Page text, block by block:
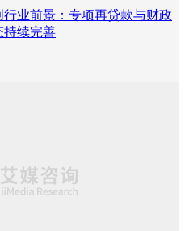
业前景：专项再贷款与财政
持续完善